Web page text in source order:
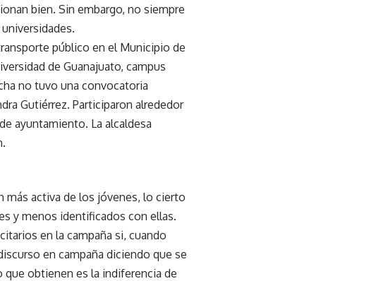
bien. Sin embargo, no siempre
público en el Municipio de
de Guanajuato, campus
no tuvo una convocatoria
Gutiérrez. Participaron alrededor
ayuntamiento. La alcaldesa
más activa de los jóvenes, lo cierto
y menos identificados con ellas.
en la campaña si, cuando
en campaña diciendo que se
que obtienen es la indiferencia de